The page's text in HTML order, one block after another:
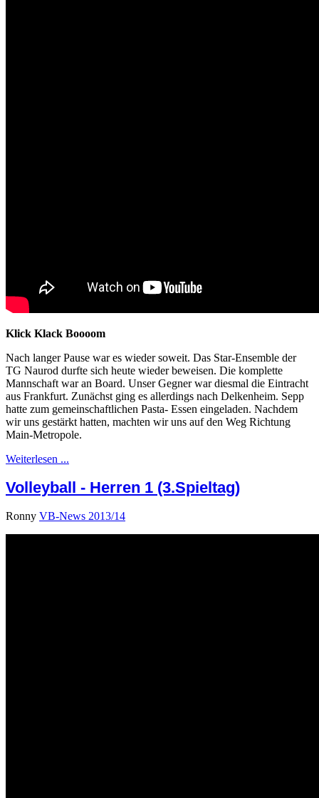
Klick Klack Boooom
Nach langer Pause war es wieder soweit. Das Star-Ensemble der
TG Naurod durfte sich heute wieder beweisen. Die komplette
Mannschaft war an Board. Unser Gegner war diesmal die Eintracht
aus Frankfurt. Zunächst ging es allerdings nach Delkenheim. Sepp
hatte zum gemeinschaftlichen Pasta- Essen eingeladen. Nachdem
wir uns gestärkt hatten, machten wir uns auf den Weg Richtung
Main-Metropole.
Weiterlesen ...
Volleyball - Herren 1 (3.Spieltag)
Ronny VB-News 2013/14